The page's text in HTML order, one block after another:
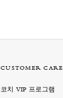
CUSTOMER CARE
코치 VIP 프로그램